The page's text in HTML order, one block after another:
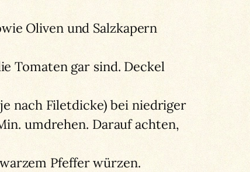
Oliven und Salzkapern
Tomaten gar sind. Deckel
nach Filetdicke) bei niedriger
umdrehen. Darauf achten,
Pfeffer würzen.